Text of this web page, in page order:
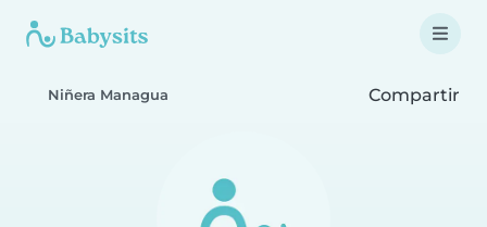
Niñera Managua Compartir